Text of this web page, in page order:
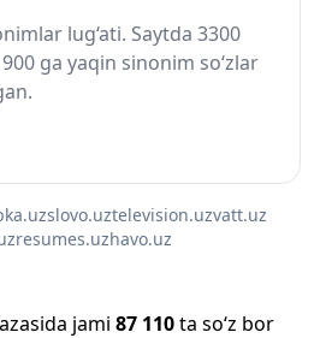
lug‘ati. Saytda 3300
ga yaqin sinonim so‘zlar
slovo.uztelevision.uzvatt.uz
resumes.uzhavo.uz
jami 87 110ta so‘z bor